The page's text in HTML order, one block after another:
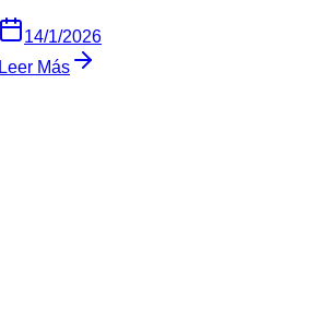
14/1/2026
Leer Más